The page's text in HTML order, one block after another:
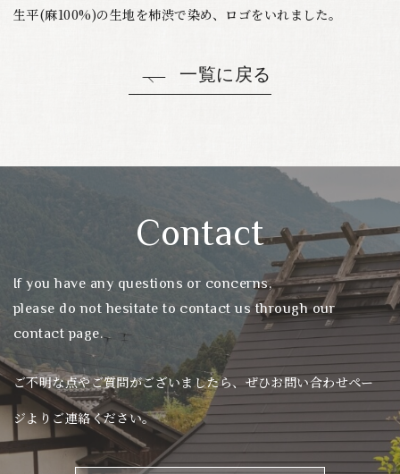
生平(麻100%)の生地を柿渋で染め、ロゴをいれました。
一覧に戻る
Contact
If you have any questions or concerns,
please do not hesitate to contact us through our
contact page.
ご不明な点やご質問がございましたら、ぜひお問い合わせペー
ジよりご連絡ください。